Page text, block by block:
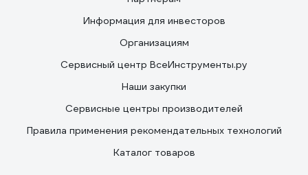
Информация для инвесторов
Организациям
Сервисный центр ВсеИнструменты.ру
Наши закупки
Сервисные центры производителей
Правила применения рекомендательных технологий
Каталог товаров